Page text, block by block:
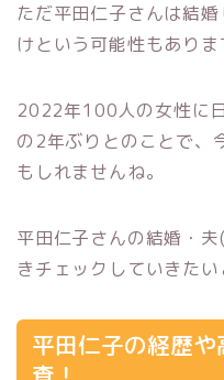
ただ平田仁子さんは結
けという可能性もありま
2022年100人の女性に
の2年ぶりとのことで、
もしれませんね。
平田仁子さんの結婚・
きチェックしていきたい
平田仁子の経歴